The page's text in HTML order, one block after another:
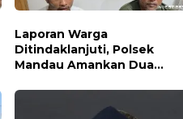
Laporan Warga
Ditindaklanjuti, Polsek
Mandau Amankan Dua
Paket Sabu